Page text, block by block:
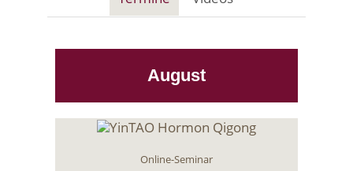
August
Online-Seminar